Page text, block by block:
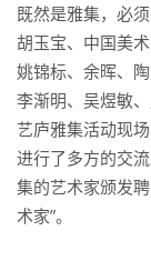
既然是雅集，必
胡玉宝、中国美
姚锦标、余晖、
李渐明、吴煜敏
艺庐雅集活动现
进行了多方的交
集的艺术家颁发
术家”。